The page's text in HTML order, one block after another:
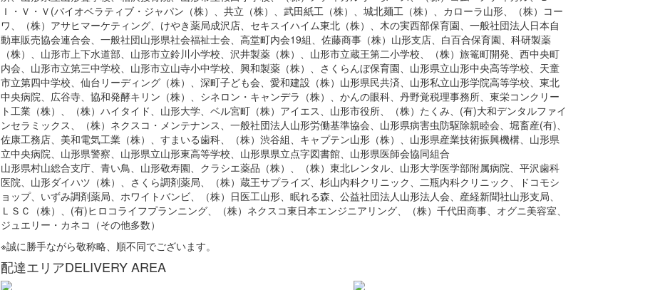
Ｉ・Ｖ・Ｖ(バイオベラティブ・ジャパン（株）、共立（株）、武田紙工（株）、城北麺工（株）、カローラ山形、（株）コー
ワ、（株）アサヒマーケティング、けやき薬局成沢店、セキスイハイム東北（株）、木の実西部保育園、一般社団法人日本自
動車販売協会連合会、一般社団山形県社会福祉士会、高堂町内会19組、佐藤商事（株）山形支店、白百合保育園、科研製薬
（株）、山形市上下水道部、山形市立鈴川小学校、沢井製薬（株）、山形市立蔵王第二小学校、（株）旅篭町開発、西中央町
内会、山形市立第三中学校、山形市立山寺小中学校、興和製薬（株）、さくらんぼ保育園、山形県立山形中央高等学校、天童
市立第四中学校、仙台リーディング（株）、深町子ども会、愛和建設（株）山形県民共済、山形私立山形学院高等学校、東北
中央病院、広谷寺、協和発酵キリン（株）、シネロン・キャンデラ（株）、かんの眼科、丹野覚税理事務所、東栄コンクリー
ト工業（株）、（株）ハイタイド、山形大学、ベル宮町（株）アイエス、山形市役所、（株）たくみ、(有)大和デンタルファイ
ンセラミックス、（株）ネクスコ・メンテナンス、一般社団法人山形労働基準協会、山形県病害虫防駆除親睦会、堀畜産(有)、
佐康工務店、美和電気工業（株）、すまいる歯科、（株）渋谷組、キャプテン山形（株）、山形県産業技術振興機構、山形県
立中央病院、山形県警察、山形県立山形東高等学校、山形県県立点字図書館、山形県医師会協同組合
山形県村山総合支庁、青い鳥、山形敬寿園、クラシエ薬品（株）、（株）東北レンタル、山形大学医学部附属病院、平沢歯科
医院、山形ダイハツ（株）、さくら調剤薬局、（株）蔵王サプライズ、杉山内科クリニック、二瓶内科クリニック、ドコモシ
ョップ、いずみ調剤薬局、ホワイトバンビ、（株）日医工山形、眠れる森、公益社団法人山形法人会、産経新聞社山形支局、
ＬＳＣ（株）、(有)ヒロコライフプランニング、（株）ネクスコ東日本エンジニアリング、（株）千代田商事、オグニ美容室、
ジュエリー・カネコ（その他多数）
※誠に勝手ながら敬称略、順不同でございます。
配達エリアDELIVERY AREA